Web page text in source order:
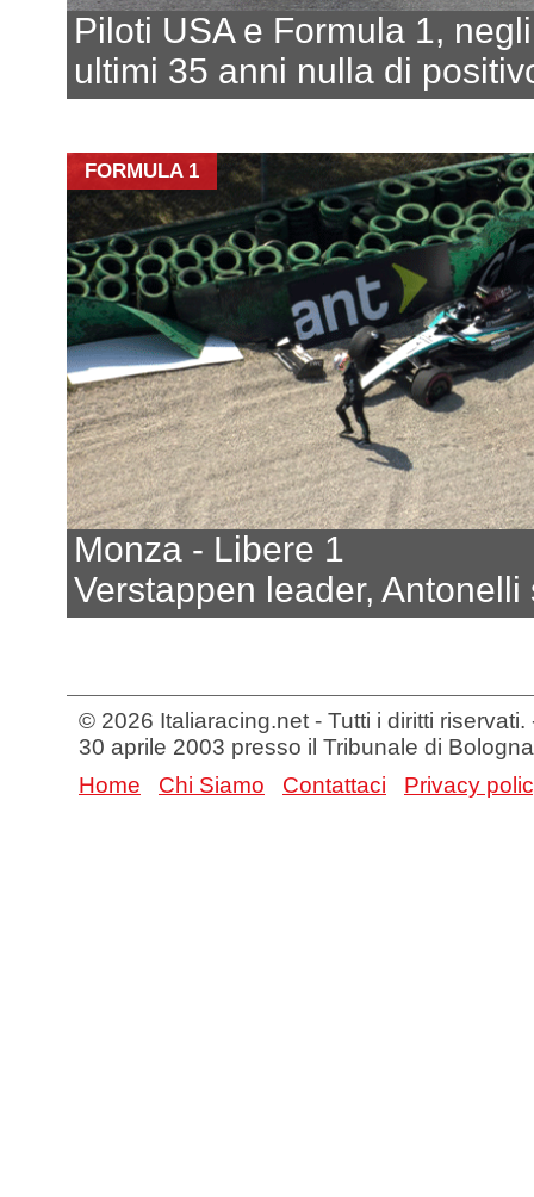
Piloti USA e Formula 1, negli
ultimi 35 anni nulla di
FORMULA 1
Monza - Libere 1
Verstappen leader,
© 2026 Italiaracing.net - Tutti i diritti
30 aprile 2003 presso il Tribunale di Bologna
Home
Chi Siamo Contattaci Privacy